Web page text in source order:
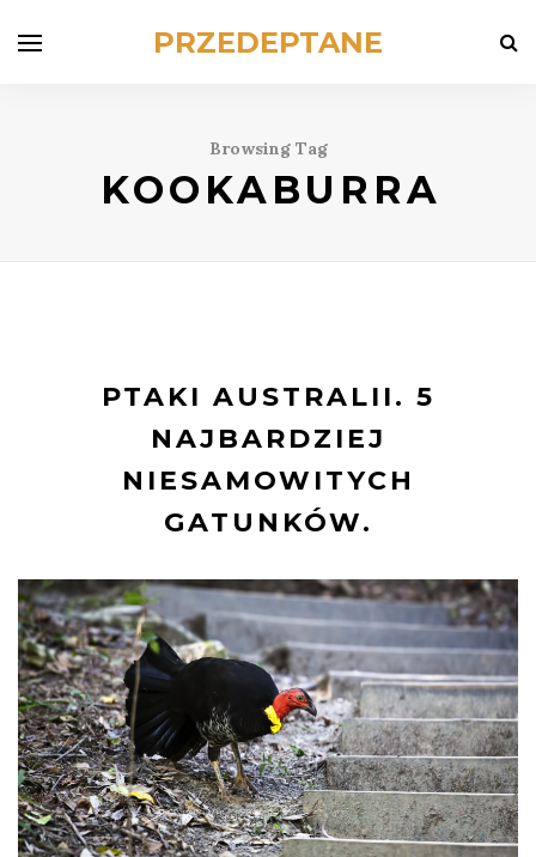
PRZEDEPTANE
Browsing Tag
KOOKABURRA
PTAKI AUSTRALII. 5
NAJBARDZIEJ
NIESAMOWITYCH
GATUNKÓW.